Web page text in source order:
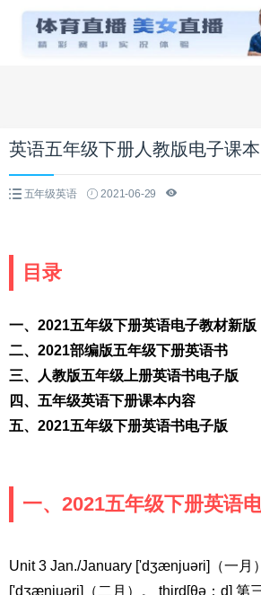
英语五年级下册人教版电子课本
五年级英语 2021-06-29
目录
一、2021五年级下册英语电子教材新版
二、2021部编版五年级下册英语书
三、人教版五年级上册英语书电子版
四、五年级英语下册课本内容
五、2021五年级下册英语书电子版
一、2021五年级下册英语
Unit 3 Jan./January ['dʒænjuəri]（一月
['dʒænjuəri]（二月）。 third[θə：d] 第